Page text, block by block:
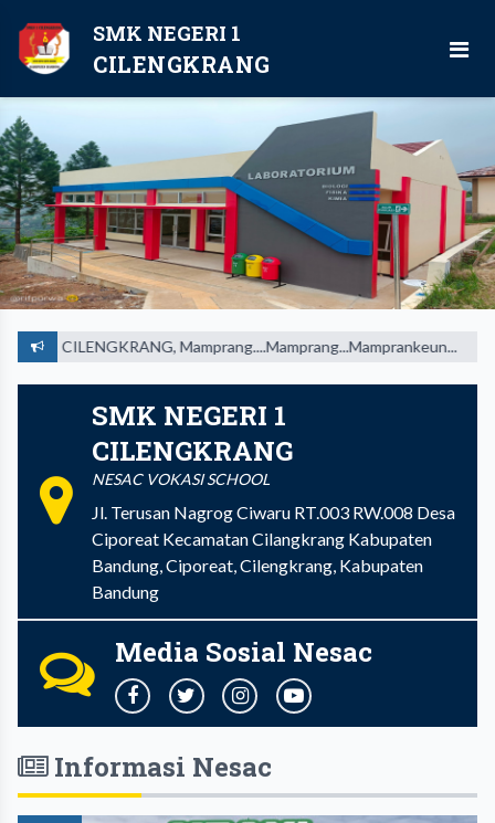
SMK NEGERI 1
CILENGKRANG
CILENGKRANG, Mamprang....Mamprang...Mamprankeun...
SMK NEGERI 1
CILENGKRANG
NESAC VOKASI SCHOOL
Jl. Terusan Nagrog Ciwaru RT.003 RW.008 Desa
Ciporeat Kecamatan Cilangkrang Kabupaten
Bandung, Ciporeat, Cilengkrang, Kabupaten
Bandung
Media Sosial Nesac
Informasi Nesac